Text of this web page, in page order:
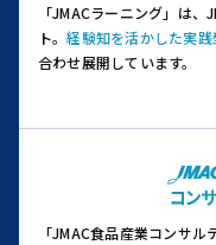
「JMACラーニング」は
ト。経験知を活かした実
合わせ展開しています。
「JMAC食品産業コンサル